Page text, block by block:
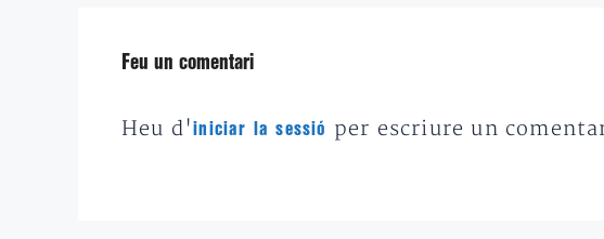
Feu un comentari
Heu d'iniciar la sessió per escriure un